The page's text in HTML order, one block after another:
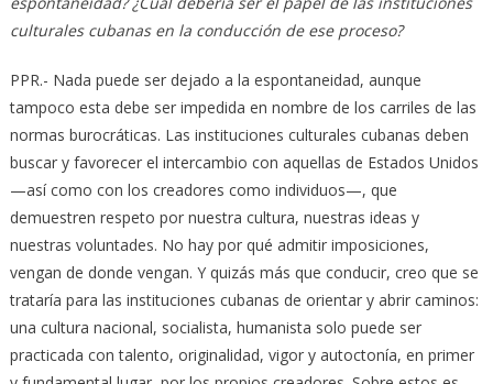
culturales cubanas en la conducción de ese proceso?
PPR.- Nada puede ser dejado a la espontaneidad, aunque
tampoco esta debe ser impedida en nombre de los carriles de las
normas burocráticas. Las instituciones culturales cubanas deben
buscar y favorecer el intercambio con aquellas de Estados Unidos
—así como con los creadores como individuos—, que
demuestren respeto por nuestra cultura, nuestras ideas y
nuestras voluntades. No hay por qué admitir imposiciones,
vengan de donde vengan. Y quizás más que conducir, creo que se
trataría para las instituciones cubanas de orientar y abrir caminos:
una cultura nacional, socialista, humanista solo puede ser
practicada con talento, originalidad, vigor y autoctonía, en primer